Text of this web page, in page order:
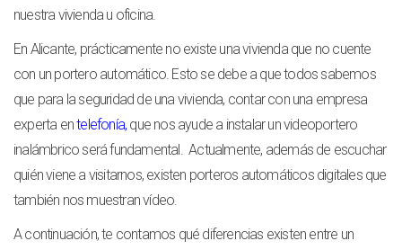
nuestra vivienda u oficina.
En Alicante, prácticamente no existe una vivienda que no cuente
con un portero automático. Esto se debe a que todos sabemos
que para la seguridad de una vivienda, contar con una empresa
experta entelefonía, que nos ayude a instalar un videoportero
inalámbrico será fundamental. Actualmente, además de escuchar
quién viene a visitarnos, existen porteros automáticos digitales que
también nos muestran vídeo.
A continuación, te contamos qué diferencias existen entre un